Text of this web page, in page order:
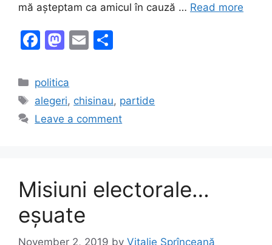
mă așteptam ca amicul în cauză … Read more
F
c
e
b
k
M
st
o
d
E
l
e
Categories
politica
Tags
alegeri, chisinau, partide
Leave a comment
Misiuni electorale…
eșuate
November 2, 2019 by Vitalie Sprînceană